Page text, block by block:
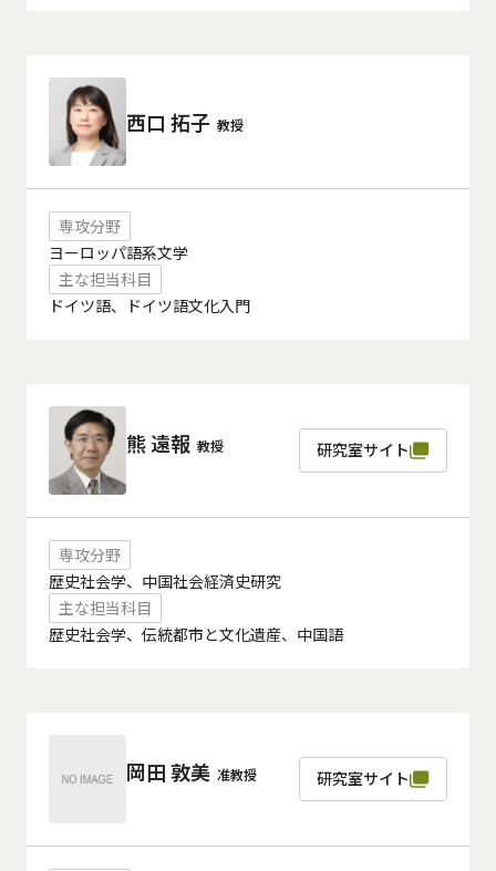
西口 拓子 教授
専攻分野
ヨーロッパ語系文学
主な担当科目
ドイツ語、ドイツ語文化入門
熊 遠報 教授 研究室サイト
専攻分野
歴史社会学、中国社会経済史研究
主な担当科目
歴史社会学、伝統都市と文化遺産、中国語
岡田 敦美 准教授 研究室サイト